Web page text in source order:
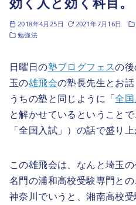
2018年4月25日 2021年7月16日
勉強法
日曜日の塾ブログフェスの
玉の雄飛会の塾長先生とお
うちの塾と同じように「全
と解かせているということ
「全国入試」）の話で盛り上
この雄飛会は、なんと埼玉
名門の浦和高校受験専門との
神奈川でいうと、湘南高校